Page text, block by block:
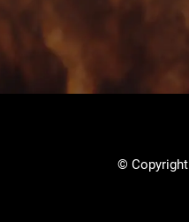
© Copyright